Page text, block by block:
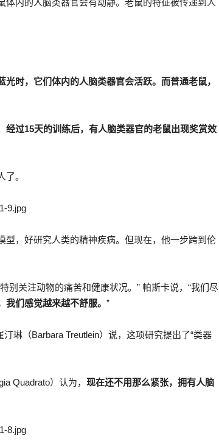
内的人脑类器官会有动静。老鼠的特征被传递到人
时，它们体内的人脑类器官会活跃。而普通老鼠，
经过15天的训练后，有人脑类器官的老鼠出现奖赏效
。
，好研究人类的精神疾病。但现在，他一步跨到伦
别关注动物的痛苦和健康状况。” 帕斯卡说，“我们尽
们感觉越来越不舒服。 ”
琳（Barbara Treutlein）说，这项研究提出了“类器
Quadrato）认为， 现在还不用那么紧张，拥有人脑